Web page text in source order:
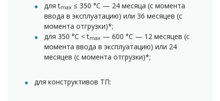
для tmax ≤ 350 °C — 24 месяца (с момента
ввода в эксплуатацию) или 36 месяцев (с
момента отгрузки)*;
для 350 °C < tmax — 600 °C — 12 месяцев (с
момента ввода в эксплуатацию) или 24
месяцев (с момента отгрузки)*;
для конструктивов ТП: